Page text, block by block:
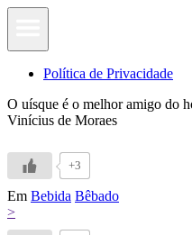
Política de Privacidade
O uísque é o melhor amigo do
Vinícius de Moraes
+3
Em Bebida Bêbado
>